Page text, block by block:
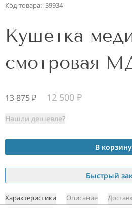
Код товара: 39934
Кушетка
смотровая
13 875₽ 12 500 ₽
Нашли дешевле?
В корзину
Быстрый
Характеристики Описание